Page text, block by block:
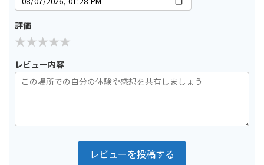
評価
レビュー内容
レビューを投稿する